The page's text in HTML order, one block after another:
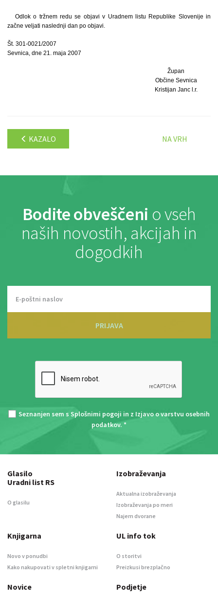
Odlok o tržnem redu se objavi v Uradnem listu Republike Slovenije in
začne veljati naslednji dan po objavi.
Št. 301-0021/2007
Sevnica, dne 21. maja 2007
Župan
Občine Sevnica
Kristijan Janc l.r.
KAZALO NA VRH
Bodite obveščeni o vseh
naših novostih, akcijah in
dogodkih
PRIJAVA
Seznanjen sem s Splošnimi pogoji in z Izjavo o varstvu osebnih
podatkov. *
Glasilo
Uradni list RS
O glasilu
Izobraževanja
Aktualna izobraževanja
Izobraževanja po meri
Najem dvorane
Knjigarna
Novo v ponudbi
Kako nakupovati v spletni knjigarni
UL info tok
O storitvi
Preizkusi brezplačno
Novice Podjetje